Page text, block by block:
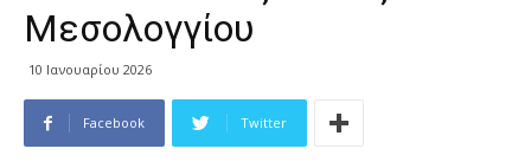
Μεσολογγίου
10 Ιανουαρίου 2026
Facebook Twitter